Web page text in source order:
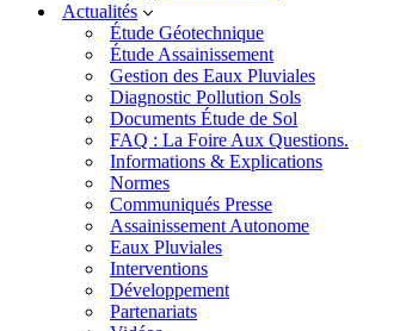
Actualités
Étude Géotechnique
Étude Assainissement
Gestion des Eaux Pluviales
Diagnostic Pollution Sols
Documents Étude de Sol
FAQ : La Foire Aux Questions.
Informations & Explications
Normes
Communiqués Presse
Assainissement Autonome
Eaux Pluviales
Interventions
Développement
Partenariats